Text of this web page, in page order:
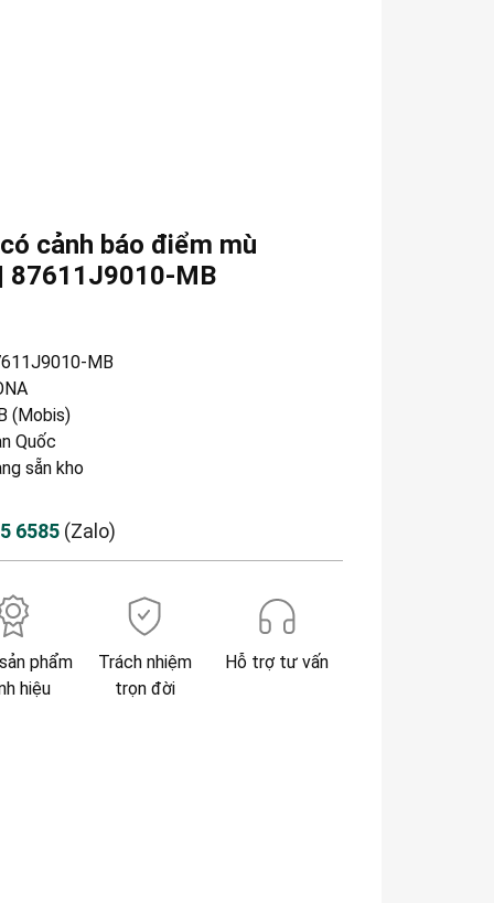
cảnh báo điểm mù
87611J9010-MB
MB
(Mobis)
Quốc
sẵn kho
6585 (Zalo)
phẩm
hiệu
Trách nhiệm
trọn đời
Hỗ trợ tư vấn